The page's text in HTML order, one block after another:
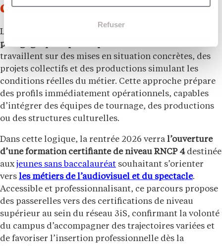
Refuser
de l’insertion
Les formations du campus lyonnais reposent sur
pédagogie pratique et opérationnelle
travaillent sur des mises en situation concrètes, des
projets collectifs et des productions simulant les
conditions réelles du métier. Cette approche prépare
des profils immédiatement opérationnels, capables
d’intégrer des équipes de tournage, des productions
ou des structures culturelles.
Dans cette logique, la rentrée 2026 verra l’ouverture
d’une formation certifiante de niveau RNCP 4 destinée
aux jeunes sans baccalauréat souhaitant s’orienter
vers les métiers de l’audiovisuel et du spectacle.
Accessible et professionnalisant, ce parcours propose
des passerelles vers des certifications de niveau
supérieur au sein du réseau 3iS, confirmant la volonté
du campus d’accompagner des trajectoires variées et
de favoriser l’insertion professionnelle dès la